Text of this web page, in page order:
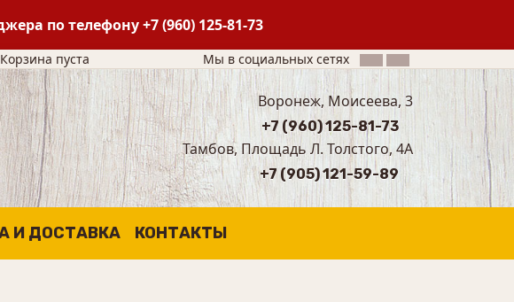
по телефону+7 (960) 125-81-73
Корзина пуста Мы в социальных сетях
Воронеж, Моисеева, 3
+7 (960) 125-81-73
Тамбов, Площадь Л. Толстого, 4А
+7 (905) 121-59-89
И ДОСТАВКА КОНТАКТЫ